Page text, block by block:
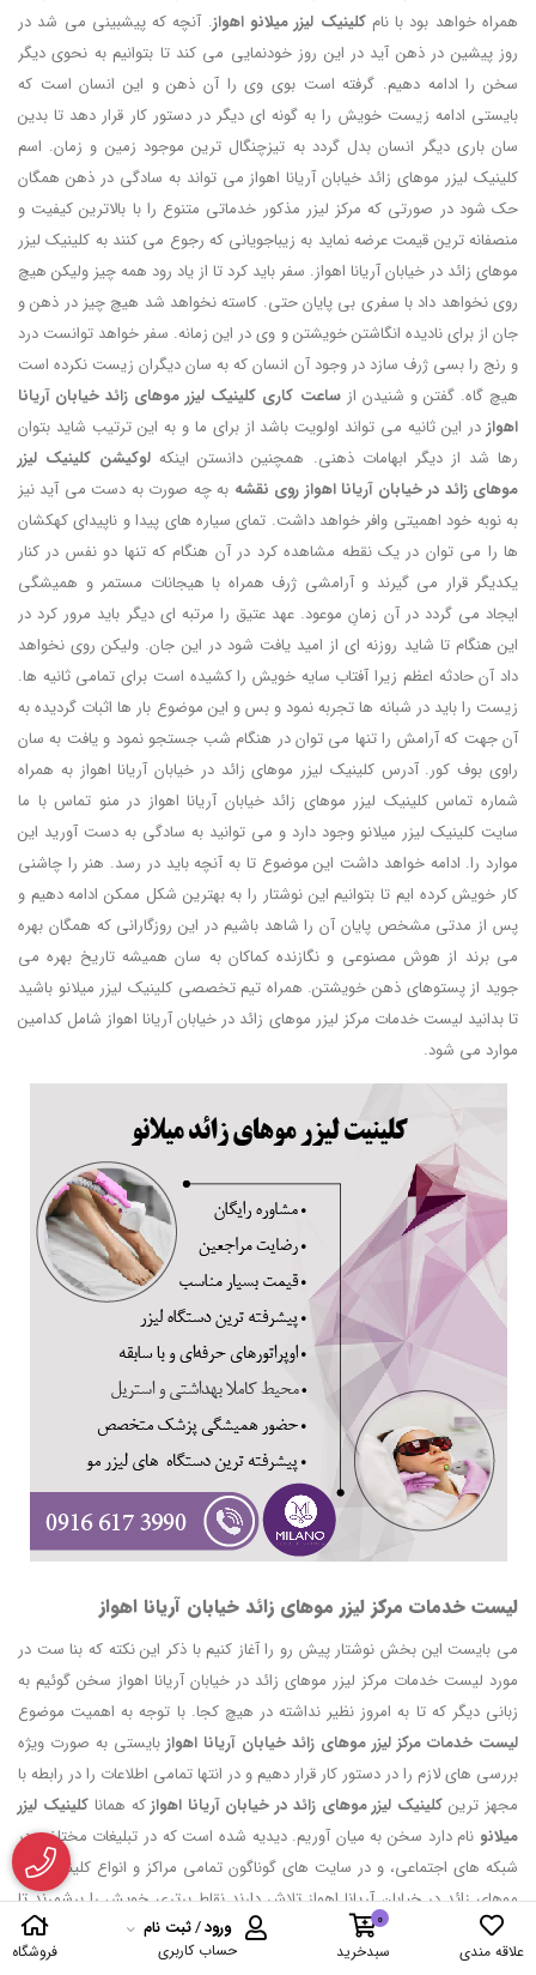
علاقه مندی
0
سبدخرید
ورود/ثبت نام
حساب کاربری
فروشگاه
همراه خواهد بود با نامکلینیک لیزر میلانو اهواز. آنچه که پیشبینی می شد در
روز پیشین در ذهن آید در این روز خودنمایی می کند تا بتوانیم به نحوی دیگر
سخن را ادامه دهیم. گرفته است بوی وی را آن ذهن و این انسان است که
بایستی ادامه زیست خویش را به گونه ای دیگر در دستور کار قرار دهد تا بدین
سان باری دیگر انسان بدل گردد به تیزچنگال ترین موجود زمین و زمان. اسم
کلینیک لیزر موهای زائد خیابان آریانا اهواز می تواند به سادگی در ذهن همگان
حک شود در صورتی که مرکز لیزر مذکور خدماتی متنوع را با بالاترین کیفیت و
منصفانه ترین قیمت عرضه نماید به زیباجویانی که رجوع می کنند به کلینیک لیزر
موهای زائد در خیابان آریانا اهواز. سفر باید کرد تا از یاد رود همه چیز ولیکن هیچ
روی نخواهد داد با سفری بی پایان حتی. کاسته نخواهد شد هیچ چیز در ذهن و
جان از برای نادیده انگاشتن خویشتن و وی در این زمانه. سفر خواهد توانست درد
و رنج را بسی ژرف سازد در وجود آن انسان که به سان دیگران زیست نکرده است
هیچ گاه. گفتن و شنیدن ازساعت کاری کلینیک لیزر موهای زائد خیابان آریانا
اهواز در این ثانیه می تواند اولویت باشد از برای ما و به این ترتیب شاید بتوان
رها شد از دیگر ابهامات ذهنی. همچنین دانستن اینکه لوکیشن کلینیک لیزر
موهای زائد در خیابان آریانا اهواز روی نقشه به چه صورت به دست می آید نیز
به نوبه خود اهمیتی وافر خواهد داشت. تمای سیاره های پیدا و ناپیدای کهکشان
ها را می توان در یک نقطه مشاهده کرد در آن هنگام که تنها دو نفس در کنار
یکدیگر قرار می گیرند و آرامشی ژرف همراه با هیجانات مستمر و همیشگی
ایجاد می گردد در آن زمانِ موعود. عهد عتیق را مرتبه ای دیگر باید مرور کرد در
این هنگام تا شاید روزنه ای از امید یافت شود در این جان. ولیکن روی نخواهد
داد آن حادثه اعظم زیرا آفتاب سایه خویش را کشیده است برای تمامی ثانیه ها.
زیست را باید در شبانه ها تجربه نمود و بس و این موضوع بار ها اثبات گردیده به
آن جهت که آرامش را تنها می توان در هنگام شب جستجو نمود و یافت به سان
راوی بوف کور. آدرس کلینیک لیزر موهای زائد در خیابان آریانا اهواز به همراه
شماره تماس کلینیک لیزر موهای زائد خیابان آریانا اهواز در منو تماس با ما
سایت کلینیک لیزر میلانو وجود دارد و می توانید به سادگی به دست آورید این
موارد را. ادامه خواهد داشت این موضوع تا به آنچه باید در رسد. هنر را چاشنی
کار خویش کرده ایم تا بتوانیم این نوشتار را به بهترین شکل ممکن ادامه دهیم و
پس از مدتی مشخص پایان آن را شاهد باشیم در این روزگارانی که همگان بهره
می برند از هوش مصنوعی و نگازنده کماکان به سان همیشه تاریخ بهره می
جوید از پستوهای ذهن خویشتن. همراه تیم تخصصی کلینیک لیزر میلانو باشید
تا بدانید لیست خدمات مرکز لیزر موهای زائد در خیابان آریانا اهواز شامل کدامین
موارد می شود.
لیست خدمات مرکز لیزر موهای زائد خیابان آریانا اهواز
می بایست این بخش نوشتار پیش رو را آغاز کنیم با ذکر این نکته که بنا ست در
مورد لیست خدمات مرکز لیزر موهای زائد در خیابان آریانا اهواز سخن گوئیم به
زبانی دیگر که تا به امروز نظیر نداشته در هیچ کجا. با توجه به اهمیت موضوع
لیست خدمات مرکز لیزر موهای زائد خیابان آریانا اهوازبایستی به صورت ویژه
بررسی های لازم را در دستور کار قرار دهیم و در انتها تمامی اطلاعات را در رابطه با
مجهز ترین کلینیک لیزر موهای زائد در خیابان آریانا اهوازکه هماناکلینیک لیزر
میلانو نام دارد سخن به میان آوریم. دیدیه شده است که در تبلیغات مختلف، در
شبکه های اجتماعی، و در سایت های گوناگون تمامی مراکز و انواع کلینیک لیزر
موهای زائد در خیابان آریانا اهواز تلاش دارند نقاط برتری خویش را برشمرند تا
نشان دهند به همگان که توانسته اند محیطی متفاوت با شرایطی ایده آل را
فراهم آورند برای مراجعین کلینیک لیزر موهای زائد مربوطه. ما نیز در این میان به